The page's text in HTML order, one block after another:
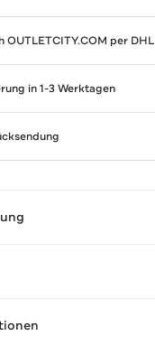
OUTLETCITY.COM per DHL
in 1-3 Werktagen